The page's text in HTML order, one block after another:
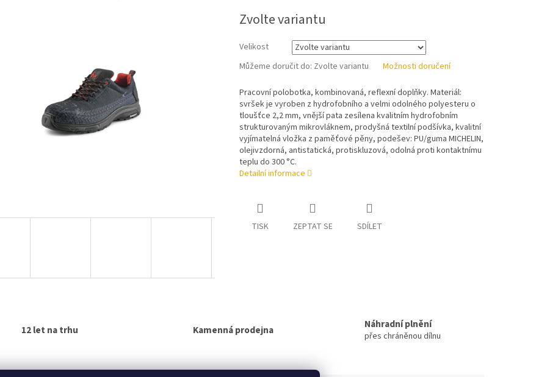
Zvolte variantu
Velikost
Můžeme doručit do: Zvolte variantu Možnosti doručení
Pracovní polobotka, kombinovaná, reflexní doplňky. Materiál:
svršek je vyroben z hydrofobního a velmi odolného polyesteru o
tloušťce 2,2 mm, vnější pata zesílena kvalitním hydrofobním
strukturovaným mikrovláknem, prodyšná textilní podšívka, kvalitní
vyjímatelná vložka z paměťové pěny, podešev: PU/guma MICHELIN,
olejivzdorná, antistatická, protiskluzová, odolná proti kontaktnímu
teplu do 300 °C.
Detailní informace
TISK ZEPTAT SE SDÍLET
12 let na trhu Kamenná prodejna Náhradní plnění
přes chráněnou dílnu